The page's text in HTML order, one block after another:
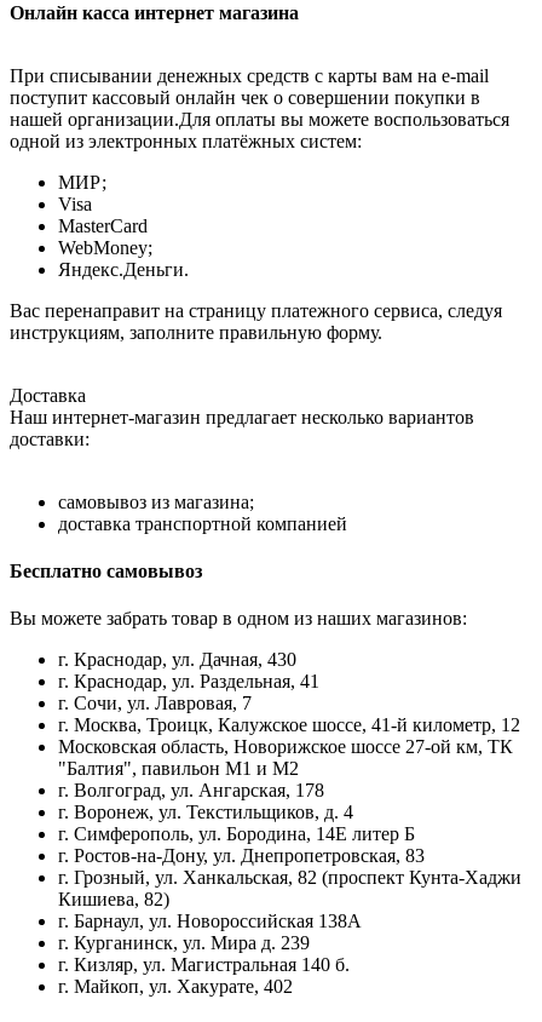
Онлайн касса интернет магазина
При списывании денежных средств с карты вам на e-mail
поступит кассовый онлайн чек о совершении покупки в
нашей организации.Для оплаты вы можете воспользоваться
одной из электронных платёжных систем:
МИР;
Visa
MasterCard
WebMoney;
Яндекс.Деньги.
Вас перенаправит на страницу платежного сервиса, следуя
инструкциям, заполните правильную форму.
Доставка
Наш интернет-магазин предлагает несколько вариантов
доставки:
самовывоз из магазина;
доставка транспортной компанией
Бесплатно самовывоз
Вы можете забрать товар в одном из наших магазинов:
г. Краснодар, ул. Дачная, 430
г. Краснодар, ул. Раздельная, 41
г. Сочи, ул. Лавровая, 7
г. Москва, Троицк, Калужское шоссе, 41-й километр, 12
Московская область, Новорижское шоссе 27-ой км, ТК
"Балтия", павильон М1 и М2
г. Волгоград, ул. Ангарская, 178
г. Воронеж, ул. Текстильщиков, д. 4
г. Симферополь, ул. Бородина, 14Е литер Б
г. Ростов-на-Дону, ул. Днепропетровская, 83
г. Грозный, ул. Ханкальская, 82 (проспект Кунта-Хаджи
Кишиева, 82)
г. Барнаул, ул. Новороссийская 138А
г. Курганинск, ул. Мира д. 239
г. Кизляр, ул. Магистральная 140 б.
г. Майкоп, ул. Хакурате, 402